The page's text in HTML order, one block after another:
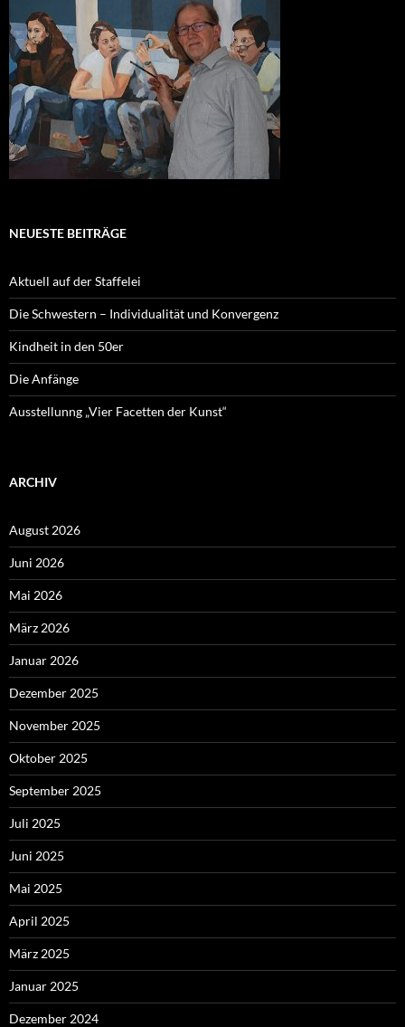
NEUESTE BEITRÄGE
Aktuell auf der Staffelei
Die Schwestern – Individualität und Konvergenz
Kindheit in den 50er
Die Anfänge
Ausstellunng „Vier Facetten der Kunst“
ARCHIV
August 2026
Juni 2026
Mai 2026
März 2026
Januar 2026
Dezember 2025
November 2025
Oktober 2025
September 2025
Juli 2025
Juni 2025
Mai 2025
April 2025
März 2025
Januar 2025
Dezember 2024